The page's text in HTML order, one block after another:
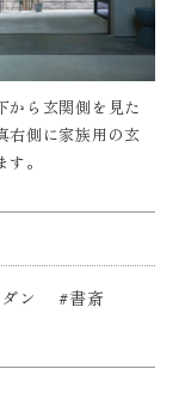
から玄関側を見た
右側に家族用の玄
。
ン
#書斎